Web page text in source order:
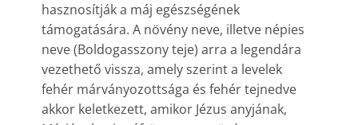
hasznosítják a máj egészségének
támogatására. A növény neve, illetve népies
neve (Boldogasszony teje) arra a legendára
vezethető vissza, amely szerint a levelek
fehér márványozottsága és fehér tejnedve
akkor keletkezett, amikor Jézus anyjának,